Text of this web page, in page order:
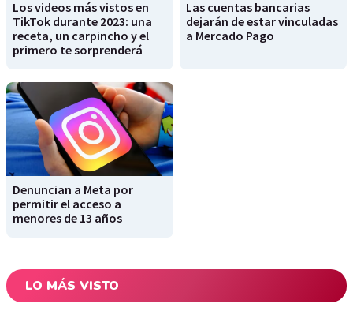
Los videos más vistos en
TikTok durante 2023: una
receta, un carpincho y el
primero te sorprenderá
Las cuentas bancarias
dejarán de estar vinculadas
a Mercado Pago
Denuncian a Meta por
permitir el acceso a
menores de 13 años
LO MÁS VISTO